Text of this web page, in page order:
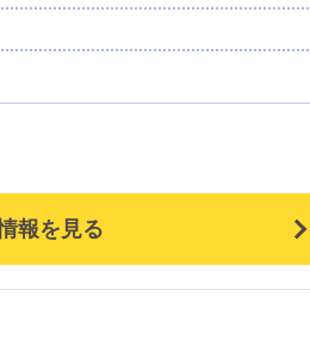
のスキルアップや接客力の向上など、一
をサポートいたします。興味のある方
問い合わせください！
報を見る